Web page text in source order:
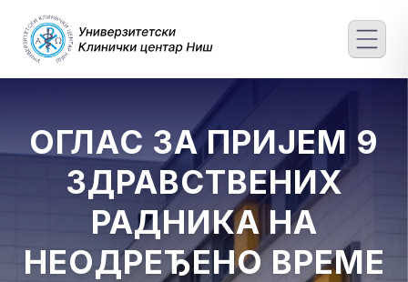
content
ОГЛАС ЗА ПРИЈЕМ 9
ЗДРАВСТВЕНИХ
РАДНИКА НА
НЕОДРЕЂЕНО ВРЕМЕ